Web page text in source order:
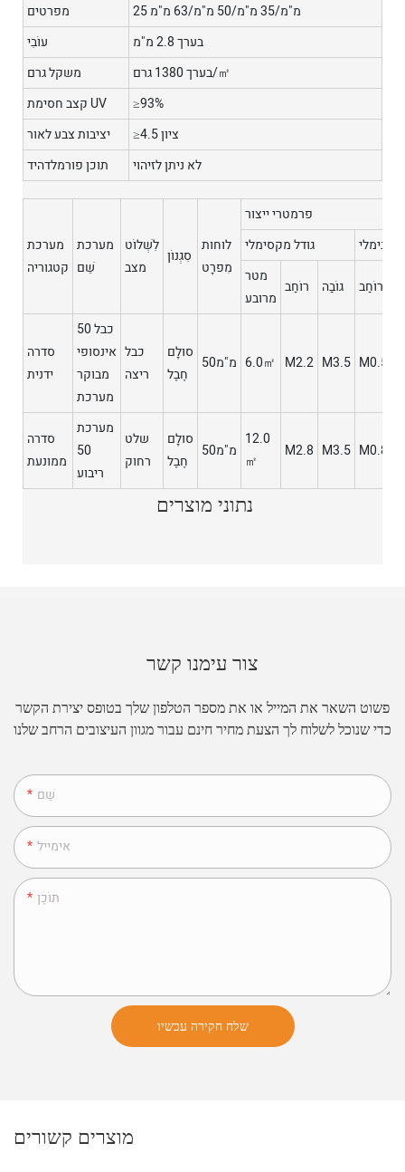
מפרטים
25 מ"מ/35 מ"מ/50 מ"מ/63 מ"מ
עוֹבִי
בערך 2.8 מ"מ
משקל גרם
בערך 1380 גרם/㎡
קצב חסימת UV
≥93%
יציבות צבע לאור
≥4.5 ציון
תוכן פורמלדהיד
לא ניתן לזיהוי
נתוני מוצרים
מערכת
קטגוריה
מערכת
שֵׁם
לִשְׁלוֹט
מצב
סִגְנוֹן
לוחות
מִפרָט
פרמטרי ייצור
גודל מקסימלי
מינימלי
מטר
מרובע
רוֹחַב גוֹבַה רוֹחַב
סדרה
ידנית
50 כבל
אינסופי
מבוקר
מערכת
כבל
ריצה
סוּלָם
חֶבֶל
מ"מ50 6.0㎡ M2.2 M3.5 M0.5
סדרה
ממונעת
מערכת
50
ריבוע
שלט
רחוק
סוּלָם
חֶבֶל
מ"מ50
12.0
㎡
M2.8 M3.5 M0.8
צור עימנו קשר
פשוט השאר את המייל או את מספר הטלפון שלך בטופס יצירת הקשר
כדי שנוכל לשלוח לך הצעת מחיר חינם עבור מגוון העיצובים הרחב שלנו
שֵׁם
אימייל
תוֹכֶן
שלח חקירה עכשיו
מוצרים קשורים